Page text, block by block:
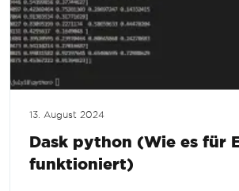
13. August 2024
Dask python (Wie es für
funktioniert)